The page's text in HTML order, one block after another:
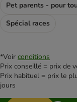
Spécial races
*Voir conditions
Prix conseillé = prix de
Prix habituel = prix le
jours